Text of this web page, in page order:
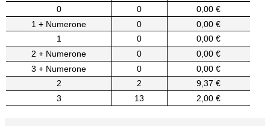
0
0
0,00 €
1 + Numerone
0
0,00 €
1
0
0,00 €
2 + Numerone
0
0,00 €
3 + Numerone
0
0,00 €
2
2
9,37 €
3
13 2,00 €